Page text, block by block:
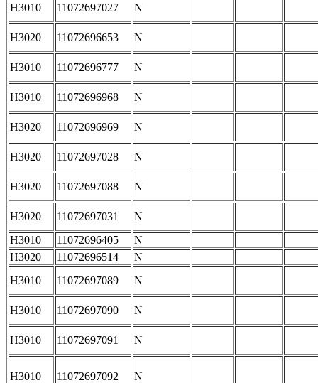
H3010 11072697027 N
H3020 11072696653 N
H3010 11072696777 N
H3010 11072696968 N
H3020 11072696969 N
H3020 11072697028 N
H3020 11072697088 N
H3020 11072697031
N
H3010
11072696405
N
H3020
11072696514
N
H3010
11072697089 N
H3010 11072697090 N
H3010 11072697091 N
H3010 11072697092 N